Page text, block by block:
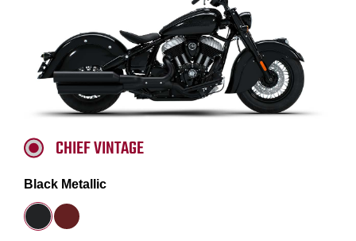
CHIEF VINTAGE
Black Metallic